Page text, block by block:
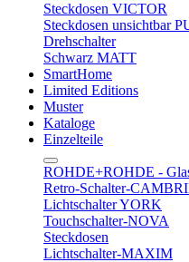
Steckdosen VICTOR
Steckdosen unsichtbar
Drehschalter
Schwarz MATT
SmartHome
Limited Editions
Muster
Kataloge
Einzelteile
ROHDE+ROHDE -
Retro-Schalter-
Lichtschalter YORK
Touchschalter-NOVA
Steckdosen
Lichtschalter-MAXIM